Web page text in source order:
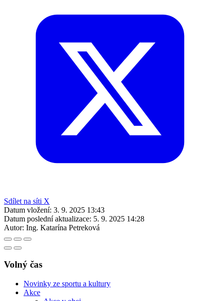
Sdílet na síti X
Datum vložení: 3. 9. 2025 13:43
Datum poslední aktualizace: 5. 9. 2025 14:28
Autor: Ing. Katarína Petreková
Volný čas
Novinky ze sportu a kultury
Akce